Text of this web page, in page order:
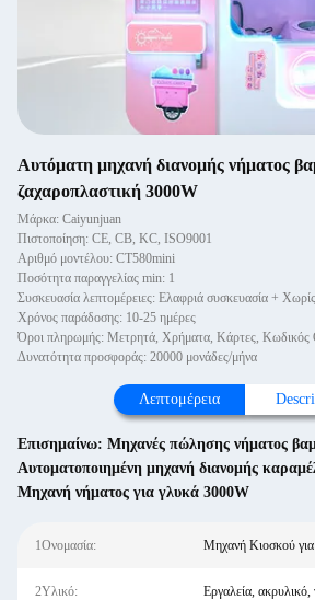
Αυτόματη μηχανή διανομής νήματος
ζαχαροπλαστική 3000W
Μάρκα: Caiyunjuan
Πιστοποίηση: CE, CB, KC, ISO9001
Αριθμό μοντέλου: CT580mini
Ποσότητα παραγγελίας min: 1
Χρόνος παράδοσης: 10-25 ημέρες
Όροι πληρωμής: Μετρητά, Χρήματα, Κάρτες, Κωδικός
Δυνατότητα προσφοράς: 20000 μονάδες/μήνα
Λεπτομέρεια
Επισημαίνω: Μηχανές πώλησης νήματος
Αυτοματοποιημένη μηχανή διανομής
Μηχανή νήματος για γλυκά 3000W
1Ονομασία: Μηχανή Κιοσκού
2Υλικό: Εργαλεία, ακρυλικό,